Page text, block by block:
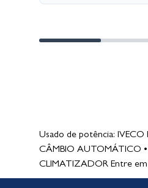
Usado de potência:
CÂMBIO AUTOMÁTICO •
CLIMATIZADOR Entre